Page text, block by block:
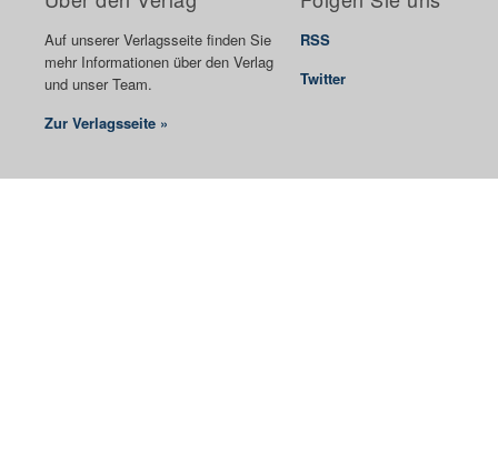
Auf unserer Verlagsseite finden Sie
mehr Informationen über den Verlag
und unser Team.
Zur Verlagsseite »
RSS
Twitter